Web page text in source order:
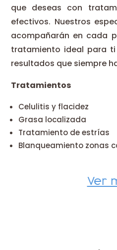
que deseas con
efectivos. Nuestros
acompañarán en cada
tratamiento ideal para
resultados que siempre
Tratamientos
Celulitis y flacidez
Grasa localizada
Tratamiento de estrías
Blanqueamiento zonas
Ver